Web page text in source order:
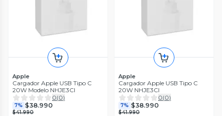
Apple
Cargador Apple USB Tipo C
20W Modelo NHJE3CI
0(0)
7% $38.990
$41.990
Apple
Cargador Apple USB Tipo C
20W NHJE3CI
0(0)
7% $38.990
$41.990